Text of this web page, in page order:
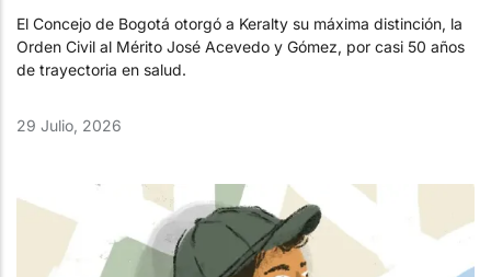
El Concejo de Bogotá otorgó a Keralty su máxima distinción, la
Orden Civil al Mérito José Acevedo y Gómez, por casi 50 años
de trayectoria en salud.
29 Julio, 2026